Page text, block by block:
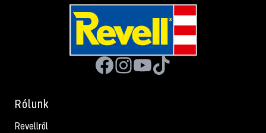
Rólunk
Revellről